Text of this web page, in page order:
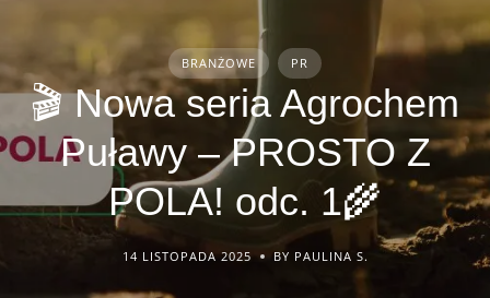
BRANŻOWE PR
🎬 Nowa seria Agrochem
Puławy – PROSTO Z
POLA! odc. 1🌾
14 LISTOPADA 2025 BY PAULINA S.